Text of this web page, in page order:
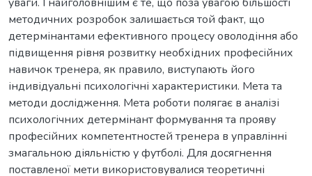
уваги. І найголовнішим є те, що поза увагою більшості
методичних розробок залишається той факт, що
детермінантами ефективного процесу оволодіння або
підвищення рівня розвитку необхідних професійних
навичок тренера, як правило, виступають його
індивідуальні психологічні характеристики. Мета та
методи дослідження. Мета роботи полягає в аналізі
психологічних детермінант формування та прояву
професійних компетентностей тренера в управлінні
змагальною діяльністю у футболі. Для досягнення
поставленої мети використовувалися теоретичні